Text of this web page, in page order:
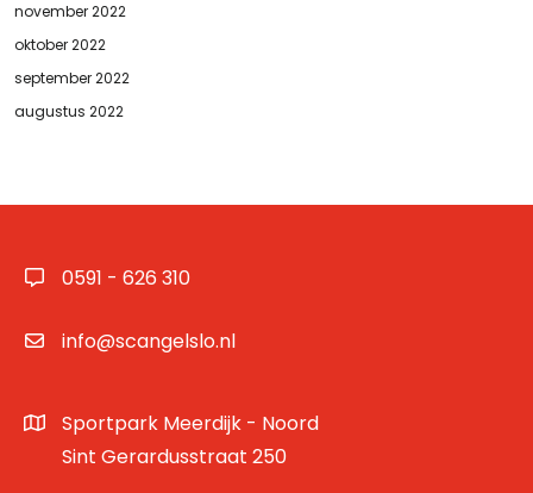
november 2022
oktober 2022
september 2022
augustus 2022
0591 - 626 310
info@scangelslo.nl
Sportpark Meerdijk - Noord
Sint Gerardusstraat 250